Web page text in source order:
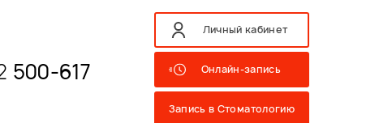
500-617
Личный кабинет
Онлайн-запись
Запись в Стоматологию